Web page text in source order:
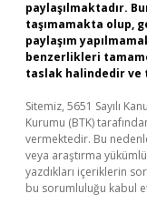
paylaşılmaktadır.
taşımamakta olup,
paylaşım
benzerlikleri
taslak halindedir ve
Sitemiz, 5651 Sayılı
Kurumu (BTK)
vermektedir. Bu
veya araştırma
yazdıkları içeriklerin
bu sorumluluğu kabul